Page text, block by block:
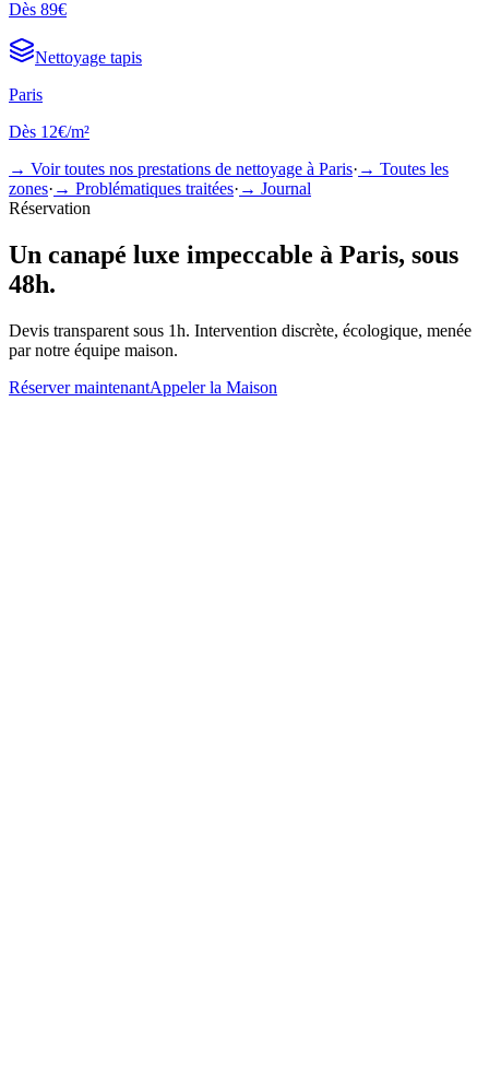
Dès 89€
Nettoyage tapis
Paris
Dès 12€/m²
→ Voir toutes nos prestations de nettoyage à Paris· → Toutes les
zones· → Problématiques traitées· → Journal
Réservation
Un canapé luxe impeccable à Paris, sous
48h.
Devis transparent sous 1h. Intervention discrète, écologique, menée
par notre équipe maison.
Réserver maintenantAppeler la Maison